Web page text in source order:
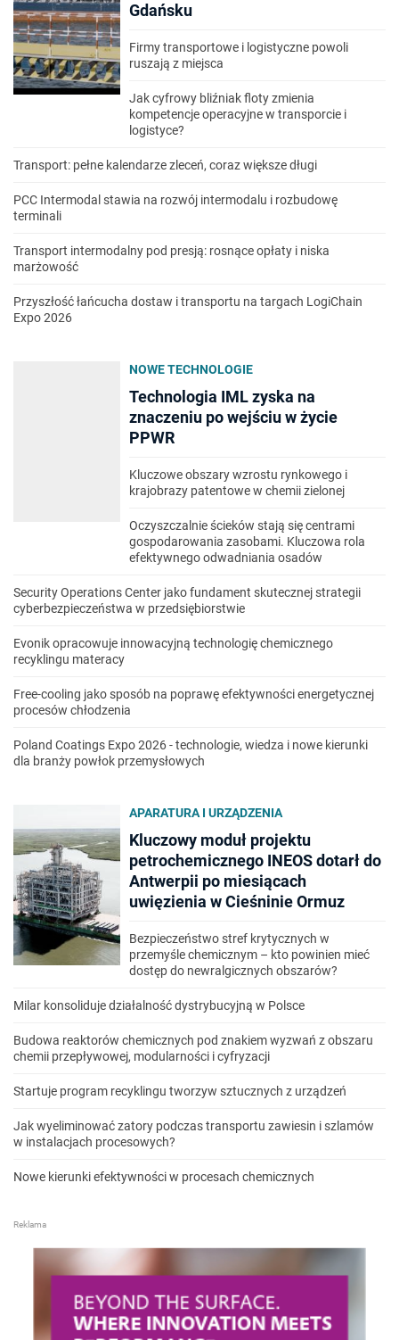
Gdańsku
Firmy transportowe i logistyczne powoli
ruszają z miejsca
Jak cyfrowy bliźniak floty zmienia
kompetencje operacyjne w transporcie i
logistyce?
Transport: pełne kalendarze zleceń, coraz większe długi
PCC Intermodal stawia na rozwój intermodalu i rozbudowę
terminali
Transport intermodalny pod presją: rosnące opłaty i niska
marżowość
Przyszłość łańcucha dostaw i transportu na targach LogiChain
Expo 2026
NOWE TECHNOLOGIE
Technologia IML zyska na
znaczeniu po wejściu w życie
PPWR
Kluczowe obszary wzrostu rynkowego i
krajobrazy patentowe w chemii zielonej
Oczyszczalnie ścieków stają się centrami
gospodarowania zasobami. Kluczowa rola
efektywnego odwadniania osadów
Security Operations Center jako fundament skutecznej strategii
cyberbezpieczeństwa w przedsiębiorstwie
Evonik opracowuje innowacyjną technologię chemicznego
recyklingu materacy
Free-cooling jako sposób na poprawę efektywności energetycznej
procesów chłodzenia
Poland Coatings Expo 2026 - technologie, wiedza i nowe kierunki
dla branży powłok przemysłowych
APARATURA I URZĄDZENIA
Kluczowy moduł projektu
petrochemicznego INEOS dotarł do
Antwerpii po miesiącach
uwięzienia w Cieśninie Ormuz
Bezpieczeństwo stref krytycznych w
przemyśle chemicznym – kto powinien mieć
dostęp do newralgicznych obszarów?
Milar konsoliduje działalność dystrybucyjną w Polsce
Budowa reaktorów chemicznych pod znakiem wyzwań z obszaru
chemii przepływowej, modularności i cyfryzacji
Startuje program recyklingu tworzyw sztucznych z urządzeń
Jak wyeliminować zatory podczas transportu zawiesin i szlamów
w instalacjach procesowych?
Nowe kierunki efektywności w procesach chemicznych